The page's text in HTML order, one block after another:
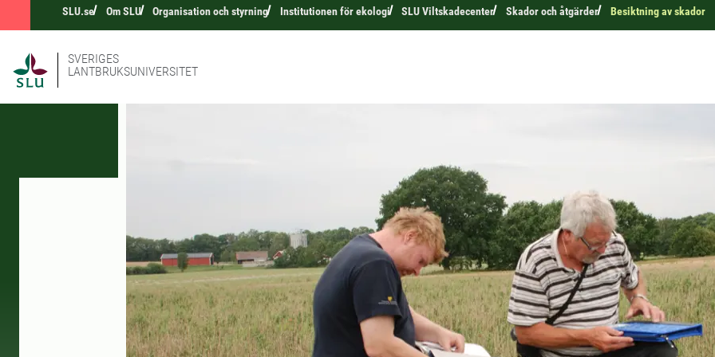
SLU.se Om SLU Organisation och styrning Institutionen för ekologi SLU Viltskadecenter Skador och åtgärder Besiktning av skador
SVERIGES
LANTBRUKSUNIVERSITET